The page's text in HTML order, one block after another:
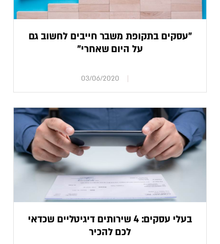
"עסקים בתקופת משבר חייבים לחשוב גם
על היום שאחרי"
03/06/2020
בעלי עסקים: 4 שירותים דיגיטליים שכדאי
לכם להכיר